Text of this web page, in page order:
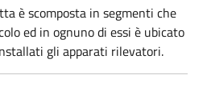
è scomposta in segmenti che
ed in ognuno di essi è ubicato
gli apparati rilevatori.